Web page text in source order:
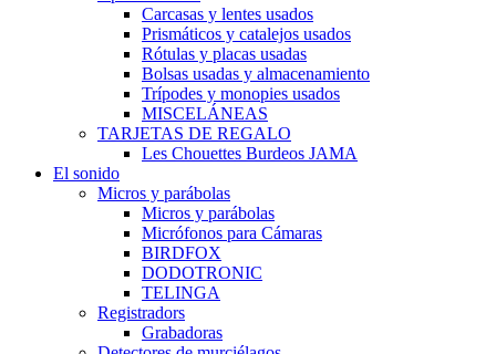
Carcasas y lentes usados
Prismáticos y catalejos usados
Rótulas y placas usadas
Bolsas usadas y almacenamiento
Trípodes y monopies usados
MISCELÁNEAS
TARJETAS DE REGALO
Les Chouettes Burdeos JAMA
El sonido
Micros y parábolas
Micros y parábolas
Micrófonos para Cámaras
BIRDFOX
DODOTRONIC
TELINGA
Registradors
Grabadoras